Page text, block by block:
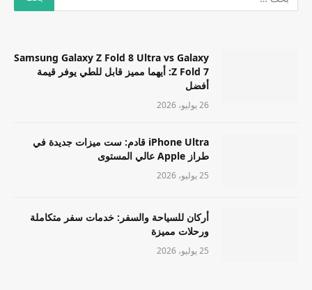
Samsung Galaxy Z Fold 8 Ultra vs Galaxy
Z Fold 7: أيهما مميز قابل للطي يوفر قيمة
أفضل
26 يوليو، 2026
iPhone Ultra قادم: ست ميزات جديدة في
طراز Apple عالي المستوى
25 يوليو، 2026
أركان للسياحة والسفر: خدمات سفر متكاملة
ورحلات مميزة
25 يوليو، 2026